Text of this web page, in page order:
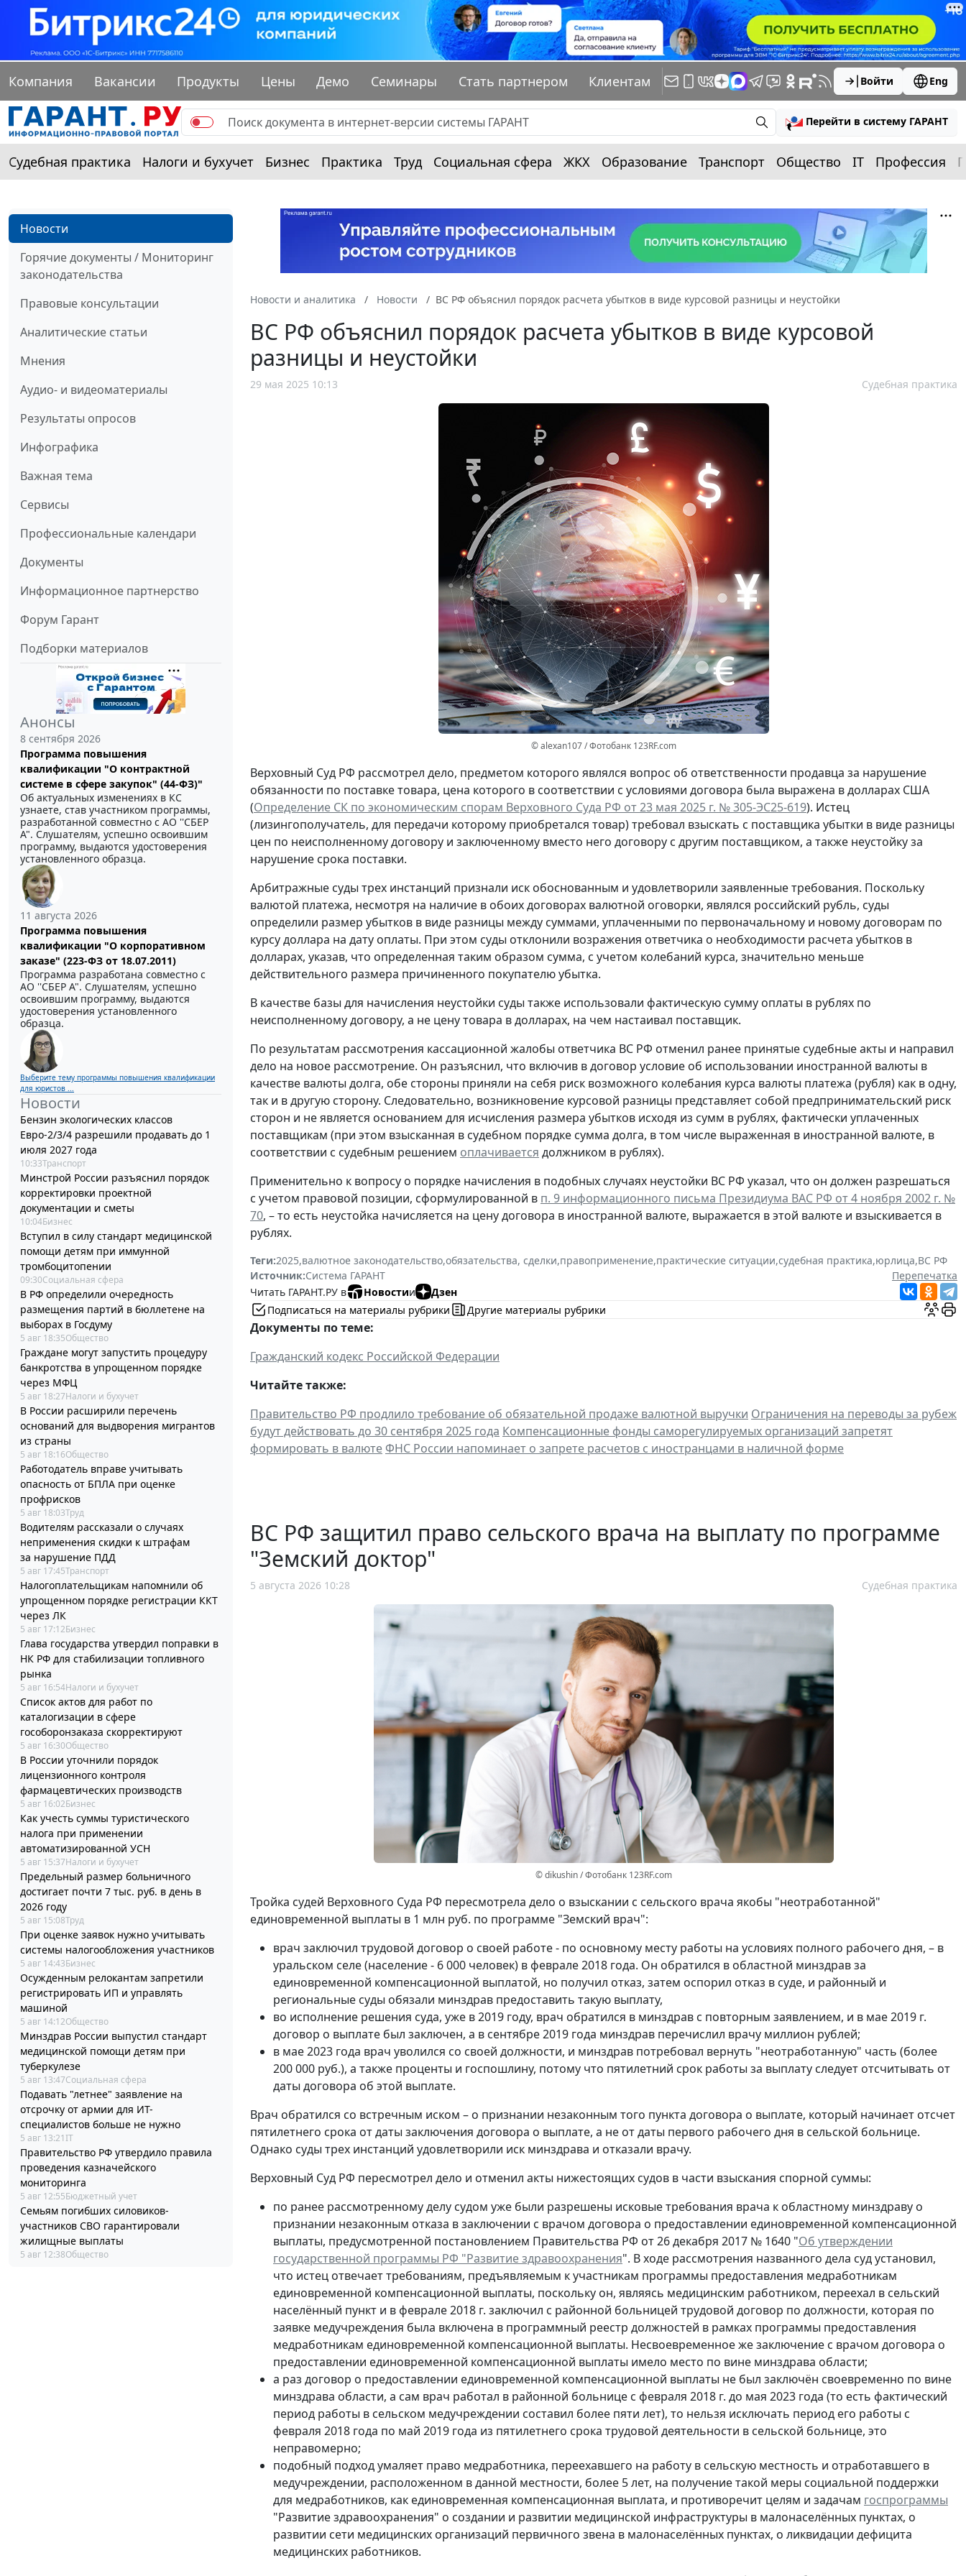
Компания Вакансии Продукты Цены Демо Семинары Стать партнером Клиентам Войти Eng
Перейти в систему ГАРАНТ
Судебная практика Налоги и бухучет Бизнес Практика Труд Социальная сфера ЖКХ Образование Транспорт Общество IT Профессия
Новости
Горячие документы / Мониторинг
законодательства
Правовые консультации
Аналитические статьи
Мнения
Аудио- и видеоматериалы
Результаты опросов
Инфографика
Важная тема
Сервисы
Профессиональные календари
Документы
Информационное партнерство
Форум Гарант
Подборки материалов
Анонсы
8 сентября 2026
Программа повышения
квалификации "О контрактной
системе в сфере закупок" (44-ФЗ)"
Об актуальных изменениях в КС
узнаете, став участником программы,
разработанной совместно с АО ''СБЕР
А". Слушателям, успешно освоившим
программу, выдаются удостоверения
установленного образца.
11 августа 2026
Программа повышения
квалификации "О корпоративном
заказе" (223-ФЗ от 18.07.2011)
Программа разработана совместно с
АО ''СБЕР А". Слушателям, успешно
освоившим программу, выдаются
удостоверения установленного
образца.
Выберите тему программы повышения квалификации
для юристов ...
Новости
Бензин экологических классов
Евро-2/3/4 разрешили продавать до 1
июля 2027 года
10:33Транспорт
Минстрой России разъяснил порядок
корректировки проектной
документации и сметы
10:04Бизнес
Вступил в силу стандарт медицинской
помощи детям при иммунной
тромбоцитопении
09:30Социальная сфера
В РФ определили очередность
размещения партий в бюллетене на
выборах в Госдуму
5 авг 18:35Общество
Граждане могут запустить процедуру
банкротства в упрощенном порядке
через МФЦ
5 авг 18:27Налоги и бухучет
В России расширили перечень
оснований для выдворения мигрантов
из страны
5 авг 18:16Общество
Работодатель вправе учитывать
опасность от БПЛА при оценке
профрисков
5 авг 18:03Труд
Водителям рассказали о случаях
неприменения скидки к штрафам
за нарушение ПДД
5 авг 17:45Транспорт
Налогоплательщикам напомнили об
упрощенном порядке регистрации ККТ
через ЛК
5 авг 17:12Бизнес
Глава государства утвердил поправки в
НК РФ для стабилизации топливного
рынка
5 авг 16:54Налоги и бухучет
Список актов для работ по
каталогизации в сфере
гособоронзаказа скорректируют
5 авг 16:30Общество
В России уточнили порядок
лицензионного контроля
фармацевтических производств
5 авг 16:02Бизнес
Как учесть суммы туристического
налога при применении
автоматизированной УСН
5 авг 15:37Налоги и бухучет
Предельный размер больничного
достигает почти 7 тыс. руб. в день в
2026 году
5 авг 15:08Труд
При оценке заявок нужно учитывать
системы налогообложения участников
5 авг 14:43Бизнес
Осужденным релокантам запретили
регистрировать ИП и управлять
машиной
5 авг 14:12Общество
Минздрав России выпустил стандарт
медицинской помощи детям при
туберкулезе
5 авг 13:47Социальная сфера
Подавать "летнее" заявление на
отсрочку от армии для ИТ-
специалистов больше не нужно
5 авг 13:21IT
Правительство РФ утвердило правила
проведения казначейского
мониторинга
5 авг 12:55Бюджетный учет
Семьям погибших силовиков-
участников СВО гарантировали
жилищные выплаты
5 авг 12:38Общество
Новости и аналитика Новости ВС РФ объяснил порядок расчета убытков в виде курсовой разницы и неустойки
ВС РФ объяснил порядок расчета убытков в виде курсовой
разницы и неустойки
29 мая 2025 10:13 Судебная практика
© alexan107 / Фотобанк 123RF.com
Верховный Суд РФ рассмотрел дело, предметом которого являлся вопрос об ответственности продавца за нарушение
обязанности по поставке товара, цена которого в соответствии с условиями договора была выражена в долларах США
(Определение СК по экономическим спорам Верховного Суда РФ от 23 мая 2025 г. № 305-ЭС25-619). Истец
(лизингополучатель, для передачи которому приобретался товар) требовал взыскать с поставщика убытки в виде разницы
цен по неисполненному договору и заключенному вместо него договору с другим поставщиком, а также неустойку за
нарушение срока поставки.
Арбитражные суды трех инстанций признали иск обоснованным и удовлетворили заявленные требования. Поскольку
валютой платежа, несмотря на наличие в обоих договорах валютной оговорки, являлся российский рубль, суды
определили размер убытков в виде разницы между суммами, уплаченными по первоначальному и новому договорам по
курсу доллара на дату оплаты. При этом суды отклонили возражения ответчика о необходимости расчета убытков в
долларах, указав, что определенная таким образом сумма, с учетом колебаний курса, значительно меньше
действительного размера причиненного покупателю убытка.
В качестве базы для начисления неустойки суды также использовали фактическую сумму оплаты в рублях по
неисполненному договору, а не цену товара в долларах, на чем настаивал поставщик.
По результатам рассмотрения кассационной жалобы ответчика ВС РФ отменил ранее принятые судебные акты и направил
дело на новое рассмотрение. Он разъяснил, что включив в договор условие об использовании иностранной валюты в
качестве валюты долга, обе стороны приняли на себя риск возможного колебания курса валюты платежа (рубля) как в одну,
так и в другую сторону. Следовательно, возникновение курсовой разницы представляет собой предпринимательский риск
сторон и не является основанием для исчисления размера убытков исходя из сумм в рублях, фактически уплаченных
поставщикам (при этом взысканная в судебном порядке сумма долга, в том числе выраженная в иностранной валюте, в
соответствии с судебным решением оплачивается должником в рублях).
Применительно к вопросу о порядке начисления в подобных случаях неустойки ВС РФ указал, что он должен разрешаться
с учетом правовой позиции, сформулированной в п. 9 информационного письма Президиума ВАС РФ от 4 ноября 2002 г. №
70, – то есть неустойка начисляется на цену договора в иностранной валюте, выражается в этой валюте и взыскивается в
рублях.
Теги:2025,валютное законодательство,обязательства, сделки,правоприменение,практические ситуации,судебная практика,юрлица,ВС РФ
Источник:Система ГАРАНТ
Перепечатка
Читать ГАРАНТ.РУ в
Новостии
Дзен
Подписаться на материалы рубрики
Другие материалы рубрики
Документы по теме:
Гражданский кодекс Российской Федерации
Читайте также:
Правительство РФ продлило требование об обязательной продаже валютной выручки Ограничения на переводы за рубеж
будут действовать до 30 сентября 2025 года Компенсационные фонды саморегулируемых организаций запретят
формировать в валютеФНС России напоминает о запрете расчетов с иностранцами в наличной форме
ВС РФ защитил право сельского врача на выплату по программе
"Земский доктор"
5 августа 2026 10:28 Судебная практика
© dikushin / Фотобанк 123RF.com
Тройка судей Верховного Суда РФ пересмотрела дело о взыскании с сельского врача якобы "неотработанной"
единовременной выплаты в 1 млн руб. по программе "Земский врач":
врач заключил трудовой договор о своей работе - по основному месту работы на условиях полного рабочего дня, – в
уральском селе (население - 6 000 человек) в феврале 2018 года. Он обратился в областной минздрав за
единовременной компенсационной выплатой, но получил отказ, затем оспорил отказ в суде, и районный и
региональные суды обязали минздрав предоставить такую выплату,
во исполнение решения суда, уже в 2019 году, врач обратился в минздрав с повторным заявлением, и в мае 2019 г.
договор о выплате был заключен, а в сентябре 2019 года минздрав перечислил врачу миллион рублей;
в мае 2023 года врач уволился со своей должности, и минздрав потребовал вернуть "неотработанную" часть (более
200 000 руб.), а также проценты и госпошлину, потому что пятилетний срок работы за выплату следует отсчитывать от
даты договора об этой выплате.
Врач обратился со встречным иском – о признании незаконным того пункта договора о выплате, который начинает отсчет
пятилетнего срока от даты заключения договора о выплате, а не от даты первого рабочего дня в сельской больнице.
Однако суды трех инстанций удовлетворили иск минздрава и отказали врачу.
Верховный Суд РФ пересмотрел дело и отменил акты нижестоящих судов в части взыскания спорной суммы:
по ранее рассмотренному делу судом уже были разрешены исковые требования врача к областному минздраву о
признании незаконным отказа в заключении с врачом договора о предоставлении единовременной компенсационной
выплаты, предусмотренной постановлением Правительства РФ от 26 декабря 2017 № 1640 "Об утверждении
государственной программы РФ "Развитие здравоохранения". В ходе рассмотрения названного дела суд установил,
что истец отвечает требованиям, предъявляемым к участникам программы предоставления медработникам
единовременной компенсационной выплаты, поскольку он, являясь медицинским работником, переехал в сельский
населённый пункт и в феврале 2018 г. заключил с районной больницей трудовой договор по должности, которая по
заявке медучреждения была включена в программный реестр должностей в рамках программы предоставления
медработникам единовременной компенсационной выплаты. Несвоевременное же заключение с врачом договора о
предоставлении единовременной компенсационной выплаты имело место по вине минздрава области;
а раз договор о предоставлении единовременной компенсационной выплаты не был заключён своевременно по вине
минздрава области, а сам врач работал в районной больнице с февраля 2018 г. до мая 2023 года (то есть фактический
период работы в сельском медучреждении составил более пяти лет), то нельзя исключать период его работы с
февраля 2018 года по май 2019 года из пятилетнего срока трудовой деятельности в сельской больнице, это
неправомерно;
подобный подход умаляет право медработника, переехавшего на работу в сельскую местность и отработавшего в
медучреждении, расположенном в данной местности, более 5 лет, на получение такой меры социальной поддержки
для медработников, как единовременная компенсационная выплата, и противоречит целям и задачам госпрограммы
"Развитие здравоохранения" о создании и развитии медицинской инфраструктуры в малонаселённых пунктах, о
развитии сети медицинских организаций первичного звена в малонаселённых пунктах, о ликвидации дефицита
медицинских работников.